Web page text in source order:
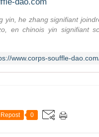
yin, he zhang signifiant
en chinois yin signifiant
www.corps-souffle-
Repost 0